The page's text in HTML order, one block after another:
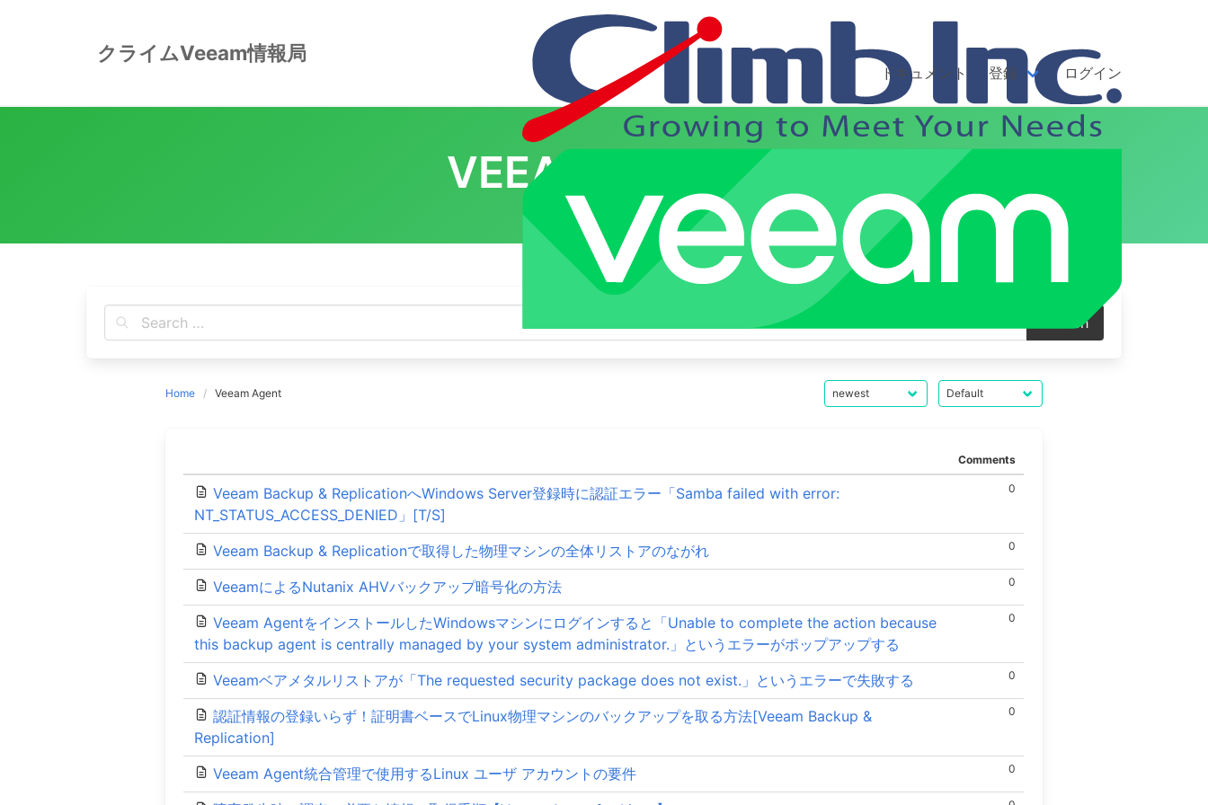
クライムVeeam情報局
ドキュメント 登録 ログイン
VEEAM AGENT
Home Veeam Agent
Comments
Veeam Backup & ReplicationへWindows Server登録時に認証エラー「Samba failed with error:
NT_STATUS_ACCESS_DENIED」[T/S]
0
Veeam Backup & Replicationで取得した物理マシンの全体リストアのながれ 0
VeeamによるNutanix AHVバックアップ暗号化の方法 0
Veeam AgentをインストールしたWindowsマシンにログインすると「Unable to complete the action because
this backup agent is centrally managed by your system administrator.」というエラーがポップアップする
0
Veeamベアメタルリストアが「The requested security package does not exist.」というエラーで失敗する 0
認証情報の登録いらず！証明書ベースでLinux物理マシンのバックアップを取る方法[Veeam Backup &
Replication]
0
Veeam Agent統合管理で使用するLinux ユーザ アカウントの要件 0